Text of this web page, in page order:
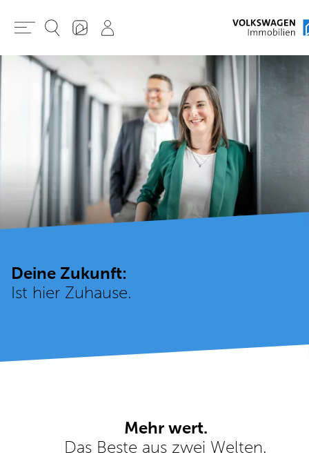
Deine Zukunft:
Ist hier Zuhause.
Mehr wert.
Das Beste aus zwei Welten.